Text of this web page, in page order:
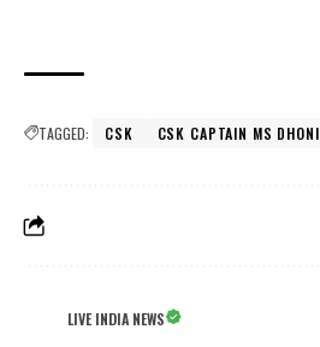
TAGGED: CSK CSK CAPTAIN MS DHONI
LIVE INDIA NEWS